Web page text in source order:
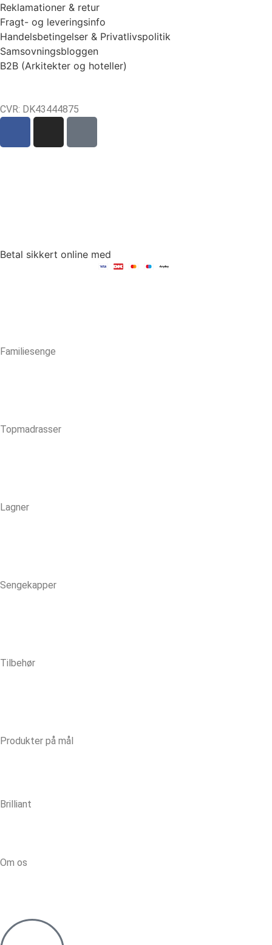
Reklamationer & retur
Fragt- og leveringsinfo
Handelsbetingelser & Privatlivspolitik
Samsovningsbloggen
B2B (Arkitekter og hoteller)
CVR: DK43444875
Betal sikkert online med
Familiesenge
Topmadrasser
Lagner
Sengekapper
Tilbehør
Produkter på mål
Brilliant
Om os